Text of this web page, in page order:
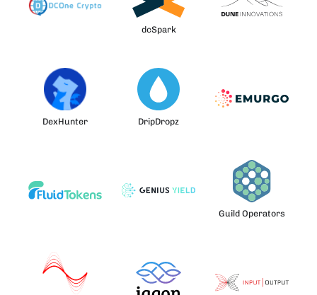
dcSpark
DexHunter DripDropz
Guild Operators